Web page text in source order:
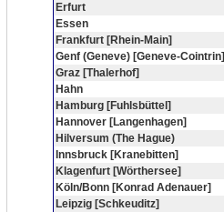
Erfurt
Essen
Frankfurt [Rhein-Main]
Genf (Geneve) [Geneve-Cointrin]
Graz [Thalerhof]
Hahn
Hamburg [Fuhlsbüttel]
Hannover [Langenhagen]
Hilversum (The Hague)
Innsbruck [Kranebitten]
Klagenfurt [Wörthersee]
Köln/Bonn [Konrad Adenauer]
Leipzig [Schkeuditz]